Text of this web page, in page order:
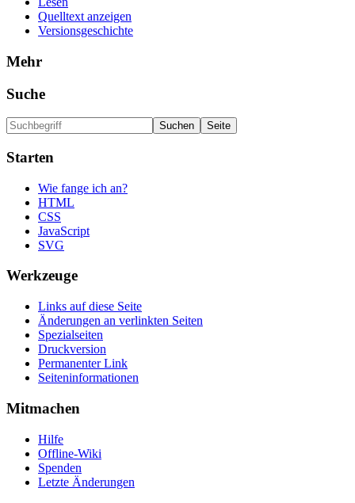
Quelltext anzeigen
Versionsgeschichte
Mehr
Suche
Starten
Wie fange ich an?
HTML
CSS
JavaScript
SVG
Werkzeuge
Links auf diese Seite
Änderungen an verlinkten Seiten
Spezialseiten
Druckversion
Permanenter Link
Seiten­informationen
Mitmachen
Hilfe
Offline-Wiki
Spenden
Letzte Änderungen